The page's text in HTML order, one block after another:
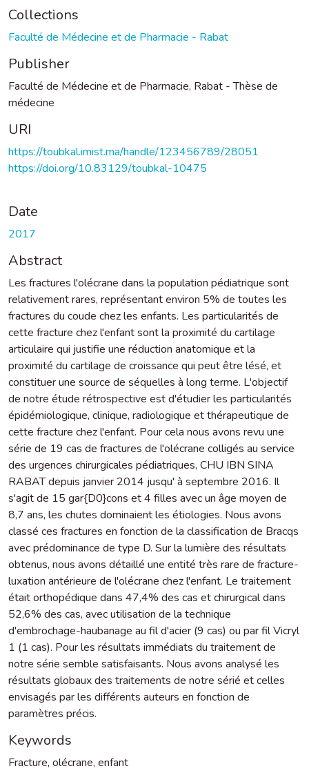
Collections
Faculté de Médecine et de Pharmacie - Rabat
Publisher
Faculté de Médecine et de Pharmacie, Rabat - Thèse de
médecine
URI
https://toubkal.imist.ma/handle/123456789/28051
https://doi.org/10.83129/toubkal-10475
Date
2017
Abstract
Les fractures l'olécrane dans la population pédiatrique sont
relativement rares, représentant environ 5% de toutes les
fractures du coude chez les enfants. Les particularités de
cette fracture chez l'enfant sont la proximité du cartilage
articulaire qui justifie une réduction anatomique et la
proximité du cartilage de croissance qui peut être lésé, et
constituer une source de séquelles à long terme. L'objectif
de notre étude rétrospective est d'étudier les particularités
épidémiologique, clinique, radiologique et thérapeutique de
cette fracture chez l'enfant. Pour cela nous avons revu une
série de 19 cas de fractures de l'olécrane colligés au service
des urgences chirurgicales pédiatriques, CHU IBN SINA
RABAT depuis janvier 2014 jusqu' à septembre 2016. Il
s'agit de 15 gar{D0}cons et 4 filles avec un âge moyen de
8,7 ans, les chutes dominaient les étiologies. Nous avons
classé ces fractures en fonction de la classification de Bracqs
avec prédominance de type D. Sur la lumière des résultats
obtenus, nous avons détaillé une entité très rare de fracture-
luxation antérieure de l'olécrane chez l'enfant. Le traitement
était orthopédique dans 47,4% des cas et chirurgical dans
52,6% des cas, avec utilisation de la technique
d'embrochage-haubanage au fil d'acier (9 cas) ou par fil Vicryl
1 (1 cas). Pour les résultats immédiats du traitement de
notre série semble satisfaisants. Nous avons analysé les
résultats globaux des traitements de notre sérié et celles
envisagés par les différents auteurs en fonction de
paramètres précis.
Keywords
Fracture, olécrane, enfant